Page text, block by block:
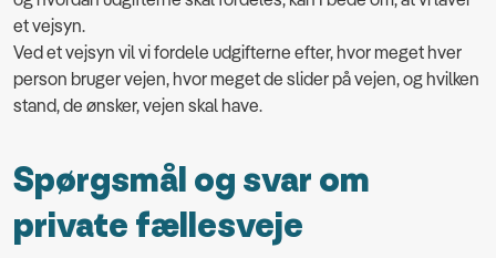
et vejsyn.
Ved et vejsyn vil vi fordele udgifterne efter, hvor meget hver
person bruger vejen, hvor meget de slider på vejen, og hvilken
stand, de ønsker, vejen skal have.
Spørgsmål og svar om
private fællesveje